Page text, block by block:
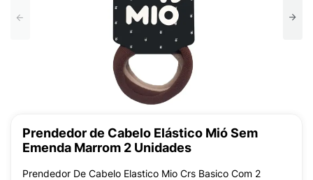
Prendedor de Cabelo Elástico Mió Sem
Emenda Marrom 2 Unidades
Prendedor De Cabelo Elastico Mio Crs Basico Com 2